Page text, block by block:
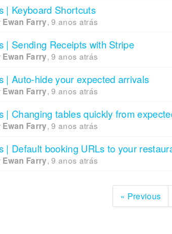
| Keyboard Shortcuts
Ewan Farry,9 anos atrás
| Sending Receipts with Stripe
Ewan Farry,9 anos atrás
| Auto-hide your expected arrivals
Ewan Farry,9 anos atrás
| Changing tables quickly from
Ewan Farry,9 anos atrás
| Default booking URLs to your
Ewan Farry,9 anos atrás
« Previous